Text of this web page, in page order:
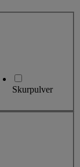
Skurpulver